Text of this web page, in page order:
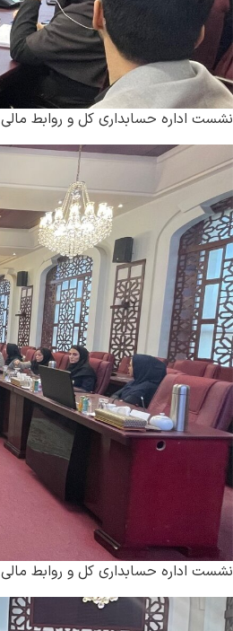
نشست اداره حسابداری کل و روابط
نشست اداره حسابداری کل و روابط